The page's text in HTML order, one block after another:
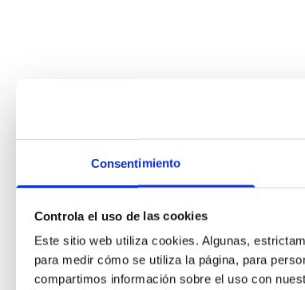
Consentimiento
Controla el uso de las cookies
Este sitio web utiliza cookies. Algunas,
para medir cómo se utiliza la página, para
compartimos información sobre el uso con